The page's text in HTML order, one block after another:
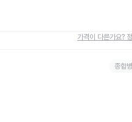
가격이 다른가요?
종합